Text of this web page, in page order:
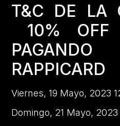
T&C DE LA
10% OFF
RAPPICARD
Viernes, 19 Mayo, 2023
Domingo, 21 Mayo, 2023